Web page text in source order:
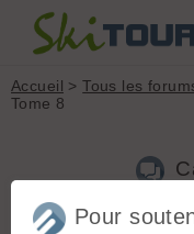
Accueil >Tous les
Tome 8
Pour